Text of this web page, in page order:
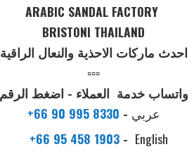
ARABIC SANDAL FACTORY
BRISTONI THAILAND
احدث ماركات الاحذية والنعال الراقية
▫️▫️▫️
واتساب خدمة العملاء - اضغط الرقم
+66 90 995 8330 - عربي
+66 95 458 1903 - English